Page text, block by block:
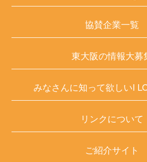
協賛企業一覧
東大阪の情報大募
みなさんに知って欲しいI
リンクについて
ご紹介サイト